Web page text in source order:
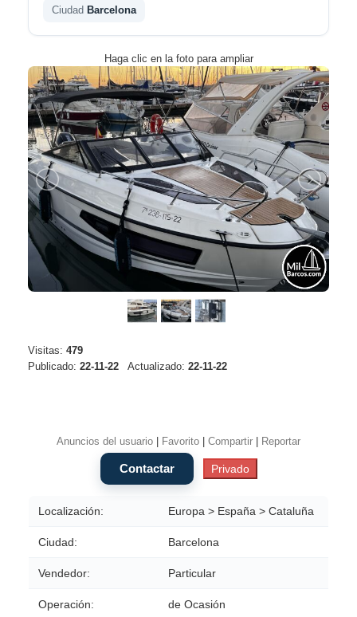
Ciudad Barcelona
Haga clic en la foto para ampliar
Visitas: 479
Publicado: 22-11-22 Actualizado: 22-11-22
Anuncios del usuario Favorito Compartir Reportar
Localización: Europa > España > Cataluña
Ciudad: Barcelona
Vendedor: Particular
Operación: de Ocasión